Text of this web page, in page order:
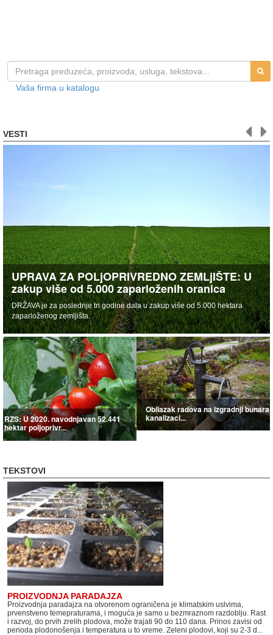
Vaša firma u katalogu
VESTI
UPRAVA ZA POLjOPRIVREDNO ZEMLjIŠTE: U
zakup više od 5.000 zaparloženih oranica
DRŽAVA je za poslednje tri godine dala u zakup više od 5.000 hektara
zaparloženog zemljišta.
RZS: U 2020. navodnjavan 52.441
hektar poljoprivr...
Obilazak radova na izgradnji bunara i
kanalizaci...
TEKSTOVI
PROIZVODNJA PARADAJZA
Proizvodnja paradajza na otvorenom ograničena je klimatskim uslvima,
prvenstveno temepraturama, i moguća je samo u bezmraznom razdoblju. Rast
i razvoj, do prvih zrelih plodova, može trajati 90 do 110 dana. Prinos zavisi od
perioda plodonošenja i temperatura u to vreme. Zeleni plodovi, koji su 2-3 d...